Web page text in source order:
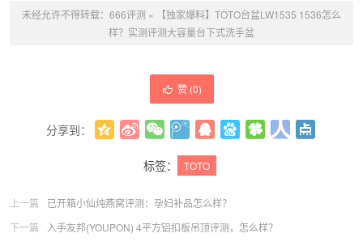
未经允许不得转载： 666评测 »
【独家爆料】TOTO台盆LW1535 1536怎么
样？实测评测大容量台下式洗手盆
赞 (0)
分享到：
标签：
TOTO
上一篇
已开箱小仙炖燕窝评测：孕妇补品怎么样？
下一篇
入手友邦(YOUPON) 4平方铝扣板吊顶评测，怎么样？